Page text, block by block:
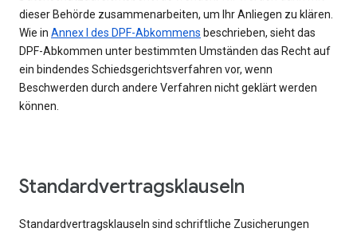
dieser Behörde zusammenarbeiten, um Ihr Anliegen zu klären.
Wie in Annex I des DPF-Abkommens beschrieben, sieht das
DPF-Abkommen unter bestimmten Umständen das Recht auf
ein bindendes Schiedsgerichtsverfahren vor, wenn
Beschwerden durch andere Verfahren nicht geklärt werden
können.
Standardvertragsklauseln
Standardvertragsklauseln sind schriftliche Zusicherungen